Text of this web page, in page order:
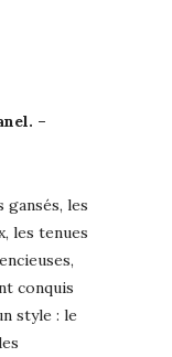
–
les
les tenues
conquis
style : le